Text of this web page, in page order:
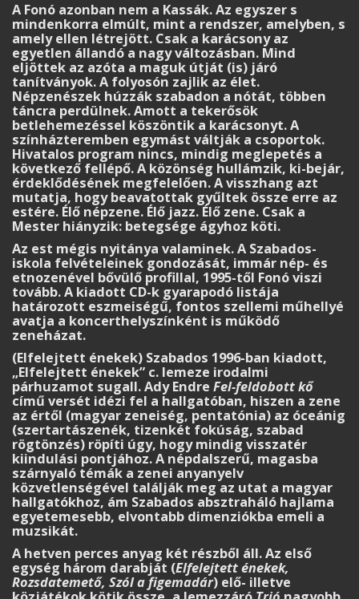
A Fonó azonban nem a Kassák. Az egyszer s
mindenkorra elmúlt, mint a rendszer, amelyben, s
amely ellen létrejött. Csak a karácsony az
egyetlen állandó a nagy változásban. Mind
eljöttek az azóta a maguk útját (is) járó
tanítványok. A folyosón zajlik az élet.
Népzenészek húzzák szabadon a nótát, többen
táncra perdülnek. Amott a tekerősök
betlehemezéssel köszöntik a karácsonyt. A
színházteremben egymást váltják a csoportok.
Hivatalos program nincs, mindig meglepetés a
következő fellépő. A közönség hullámzik, ki-bejár,
érdeklődésének megfelelően. A visszhang azt
mutatja, hogy beavatottak gyűltek össze erre az
estére. Élő népzene. Élő jazz. Élő zene. Csak a
Mester hiányzik: betegsége ágyhoz köti.
Az est mégis nyitánya valaminek. A Szabados-
iskola felvételeinek gondozását, immár nép- és
etnozenével bővülő profillal, 1995-től Fonó viszi
tovább. A kiadott CD-k gyarapodó listája
határozott eszmeiségű, fontos szellemi műhellyé
avatja a koncerthelyszínként is működő
zeneházat.
(Elfelejtett énekek) Szabados 1996-ban kiadott,
„Elfelejtett énekek” c. lemeze irodalmi
párhuzamot sugall. Ady Endre Fel-feldobott kő
című versét idézi fel a hallgatóban, hiszen a zene
az értől (magyar zeneiség, pentatónia) az óceánig
(szertartászenék, tizenkét fokúság, szabad
rögtönzés) röpíti úgy, hogy mindig visszatér
kiindulási pontjához. A népdalszerű, magasba
szárnyaló témák a zenei anyanyelv
közvetlenségével találják meg az utat a magyar
hallgatókhoz, ám Szabados absztraháló hajlama
egyetemesebb, elvontabb dimenziókba emeli a
muzsikát.
A hetven perces anyag két részből áll. Az első
egység három darabját (Elfelejtett énekek,
Rozsdatemető, Szól a figemadár) elő- illetve